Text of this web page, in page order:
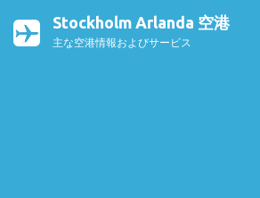
Stockholm Arlanda 空港
主な空港情報およびサービス